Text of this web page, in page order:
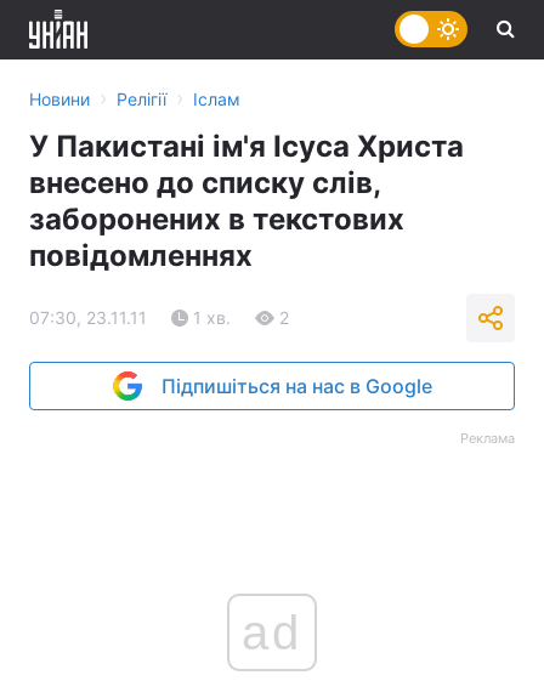
Новини › Релігії › Іслам
У Пакистані ім'я Ісуса Христа
внесено до списку слів,
заборонених в текстових
повідомленнях
07:30, 23.11.11 1 хв. 2
Підпишіться на нас в Google
Реклама
ad